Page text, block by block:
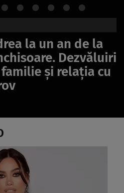
la un an de la
Dezvăluiri
și relația cu